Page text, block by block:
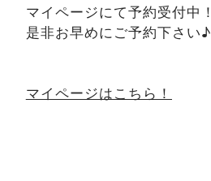
マイページにて予約受付中！
是非お早めにご予約下さい♪
マイページはこちら！